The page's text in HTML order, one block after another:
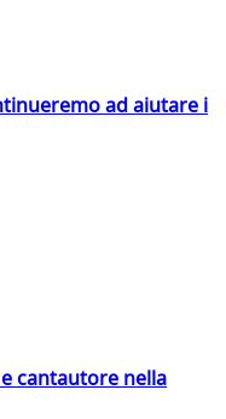
ad aiutare i
cantautore nella